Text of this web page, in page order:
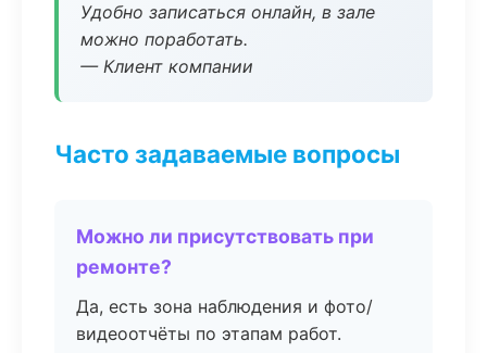
Удобно записаться онлайн, в зале
можно поработать.
— Клиент компании
Часто задаваемые вопросы
Можно ли присутствовать при
ремонте?
Да, есть зона наблюдения и фото/
видеоотчёты по этапам работ.